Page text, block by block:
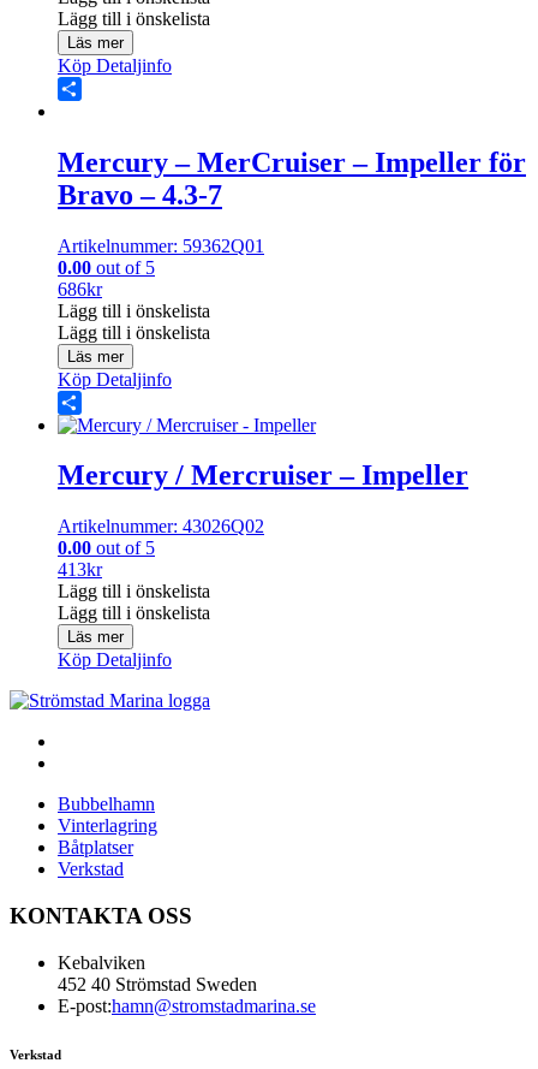
Lägg till i önskelista
Läs mer
Köp Detaljinfo
Mercury – MerCruiser – Impeller för
Bravo – 4.3-7
Artikelnummer: 59362Q01
0.00 out of 5
686kr
Lägg till i önskelista
Lägg till i önskelista
Läs mer
Köp Detaljinfo
Share
Mercury / Mercruiser – Impeller
Artikelnummer: 43026Q02
0.00 out of 5
413kr
Lägg till i önskelista
Lägg till i önskelista
Läs mer
Köp Detaljinfo
Bubbelhamn
Vinterlagring
Båtplatser
Verkstad
KONTAKTA OSS
Kebalviken
452 40 Strömstad Sweden
E-post:hamn@stromstadmarina.se
Verkstad